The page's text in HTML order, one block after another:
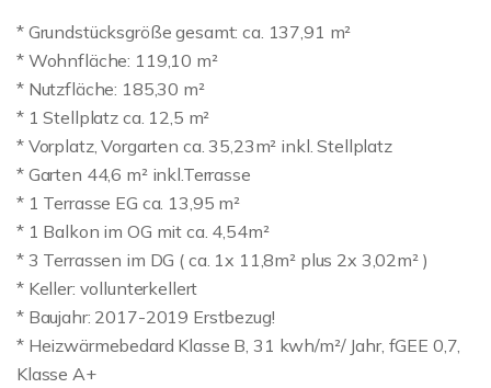
* Grundstücksgröße gesamt: ca. 137,91 m²
* Wohnfläche: 119,10 m²
* Nutzfläche: 185,30 m²
* 1 Stellplatz ca. 12,5 m²
* Vorplatz, Vorgarten ca. 35,23m² inkl. Stellplatz
* Garten 44,6 m² inkl.Terrasse
* 1 Terrasse EG ca. 13,95 m²
* 1 Balkon im OG mit ca. 4,54m²
* 3 Terrassen im DG ( ca. 1x 11,8m² plus 2x 3,02m² )
* Keller: vollunterkellert
* Baujahr: 2017-2019 Erstbezug!
* Heizwärmebedard Klasse B, 31 kwh/m²/ Jahr, fGEE 0,7,
Klasse A+